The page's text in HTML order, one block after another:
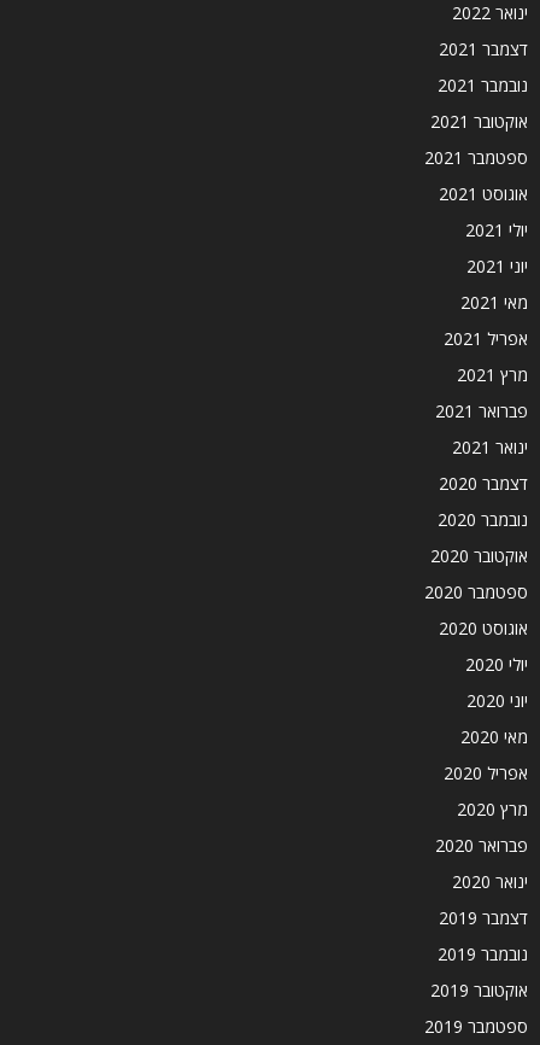
ינואר 2022
דצמבר 2021
נובמבר 2021
אוקטובר 2021
ספטמבר 2021
אוגוסט 2021
יולי 2021
יוני 2021
מאי 2021
אפריל 2021
מרץ 2021
פברואר 2021
ינואר 2021
דצמבר 2020
נובמבר 2020
אוקטובר 2020
ספטמבר 2020
אוגוסט 2020
יולי 2020
יוני 2020
מאי 2020
אפריל 2020
מרץ 2020
פברואר 2020
ינואר 2020
דצמבר 2019
נובמבר 2019
אוקטובר 2019
ספטמבר 2019